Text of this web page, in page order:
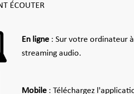
ÉCOUTER
En ligne : Sur votre ordinateur
streaming audio.
Mobile : Téléchargez